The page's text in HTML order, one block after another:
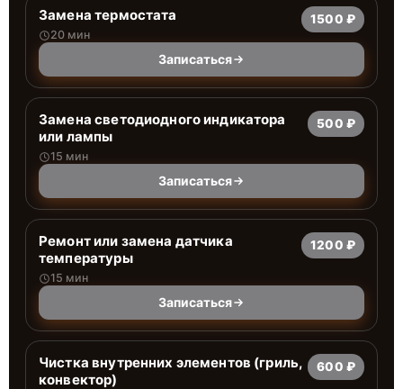
Замена термостата
20 мин
1500 ₽
Записаться
Заменa светодиодного индикатора
или лампы
15 мин
500 ₽
Записаться
Ремонт или замена датчика
температуры
15 мин
1200 ₽
Записаться
Чистка внутренних элементов (гриль,
конвектор)
600 ₽